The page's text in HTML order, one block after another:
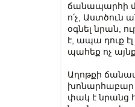
ճանապարհի
ո՛չ, Աստծուն
օգնել նրան,
է, ապա դուք
պահեք ոչ
Աղոթքի
խոնարհաբար
փակ է նրանց